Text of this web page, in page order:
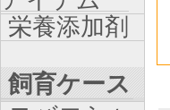
栄養添加剤
飼育ケース